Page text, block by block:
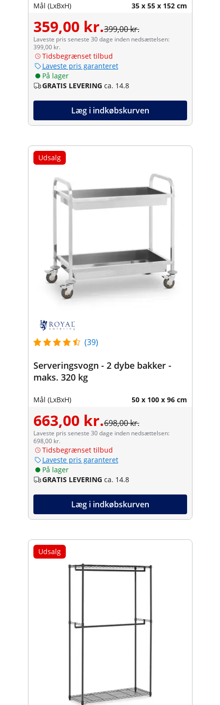
Mål (LxBxH) 35 x 55 x 152 cm
359,00 kr.399,00 kr.
Laveste pris seneste 30 dage inden nedsættelsen:
399,00 kr.
Tidsbegrænset tilbud
Laveste pris garanteret
På lager
GRATIS LEVERING ca. 14.8
Læg i indkøbskurven
Udsalg
(39)
Serveringsvogn - 2 dybe bakker -
maks. 320 kg
Mål (LxBxH) 50 x 100 x 96 cm
663,00 kr.698,00 kr.
Laveste pris seneste 30 dage inden nedsættelsen:
698,00 kr.
Tidsbegrænset tilbud
Laveste pris garanteret
På lager
GRATIS LEVERING ca. 14.8
Læg i indkøbskurven
Udsalg